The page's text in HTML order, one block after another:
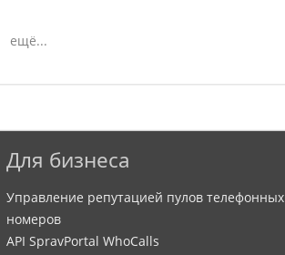
ещё...
Для бизнеса
Управление репутацией пулов телефонных
номеров
API SpravPortal WhoCalls